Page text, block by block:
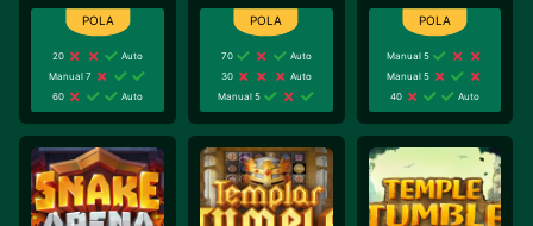
20
Auto
Manual 7
60
Auto
70
Auto
30
Auto
Manual 5
Manual 5
Manual 5
40
Auto